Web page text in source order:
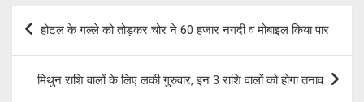
Post
होटल के गल्ले को तोड़कर चोर ने 60 हजार नगदी व मोबाइल किया पार
मिथुन राशि वालों के लिए लकी गुरुवार, इन 3 राशि वालों को होगा तनाव